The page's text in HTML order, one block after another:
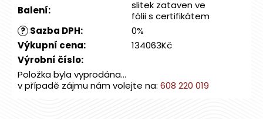
Balení:
slitek zataven ve
fólii s certifikátem
? Sazba DPH:
0%
Výkupní cena:
134063Kč
Výrobní číslo:
Položka byla vyprodána…
v případě zájmu nám volejte na: 608 220 019